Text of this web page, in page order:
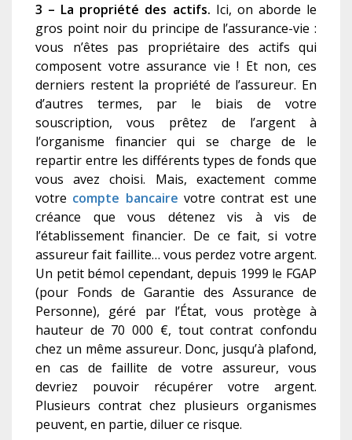
3 – La propriété des actifs. Ici, on aborde le
gros point noir du principe de l’assurance-vie :
vous n’êtes pas propriétaire des actifs qui
composent votre assurance vie ! Et non, ces
derniers restent la propriété de l’assureur. En
d’autres termes, par le biais de votre
souscription, vous prêtez de l’argent à
l’organisme financier qui se charge de le
repartir entre les différents types de fonds que
vous avez choisi. Mais, exactement comme
votre compte bancaire votre contrat est une
créance que vous détenez vis à vis de
l’établissement financier. De ce fait, si votre
assureur fait faillite… vous perdez votre argent.
Un petit bémol cependant, depuis 1999 le FGAP
(pour Fonds de Garantie des Assurance de
Personne), géré par l’État, vous protège à
hauteur de 70 000 €, tout contrat confondu
chez un même assureur. Donc, jusqu’à plafond,
en cas de faillite de votre assureur, vous
devriez pouvoir récupérer votre argent.
Plusieurs contrat chez plusieurs organismes
peuvent, en partie, diluer ce risque.